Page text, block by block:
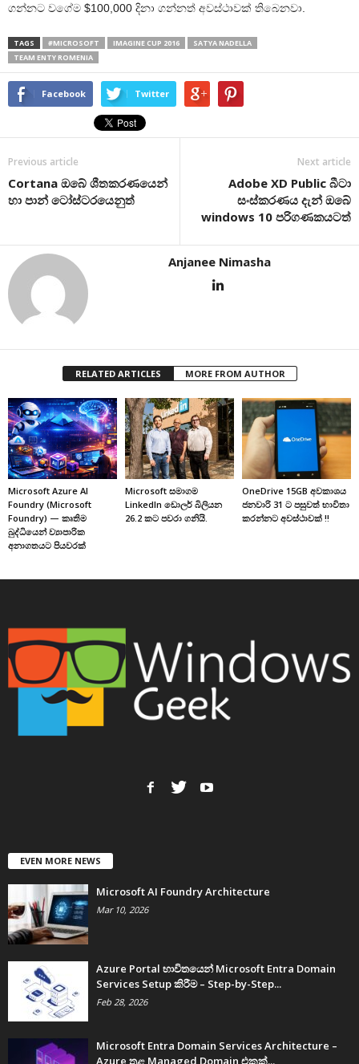
ගන්නට වගේම $100,000 දිනා ගන්නත් අවස්ථාවක් තිබෙනවා.
TAGS #MICROSOFT IMAGINE CUP 2016
SATYA NADELLA
TEAM ENTY ROMENIA
Facebook Twitter
Previous article
Cortana ඔබේ ශීතකරණයෙන්
හා පාන් ටෝස්ටරයෙනුත්
Next article
Adobe XD Public බීටා
සංස්කරණය දැන් ඔබේ
windows 10 පරිගණකයටත්
Anjanee Nimasha
RELATED ARTICLES MORE FROM AUTHOR
Microsoft Azure AI
Foundry (Microsoft
Foundry) — කෘතිම
බුද්ධියෙන් ව්‍යාපාරික
අනාගතයට පියවරක්
Microsoft සමාගම
LinkedIn ඩොලර් බිලියන
26.2 කට පවරා ගනියි.
OneDrive 15GB අවකාශය
ජනවාරි 31 ට පසුවත් භාවිතා
කරන්නට අවස්ථාවක් !!
EVEN MORE NEWS
Microsoft AI Foundry Architecture
Mar 10, 2026
Azure Portal භාවිතයෙන් Microsoft Entra Domain
Services Setup කිරීම – Step-by-Step...
Feb 28, 2026
Microsoft Entra Domain Services Architecture –
Azure තුළ Managed Domain එකක්...